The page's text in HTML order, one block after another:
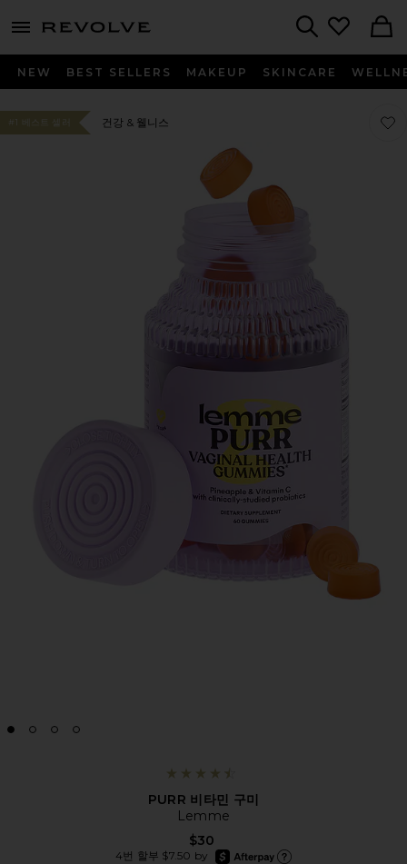
menu - shows more content
NEW BEST SELLERS MAKEUP SKINCARE
#1 베스트 셀러 건강 & 웰니스 찜상
찜상
PURR 비타민 구미
Lemme
$30
4번 할부 $7.50 by
afterpay